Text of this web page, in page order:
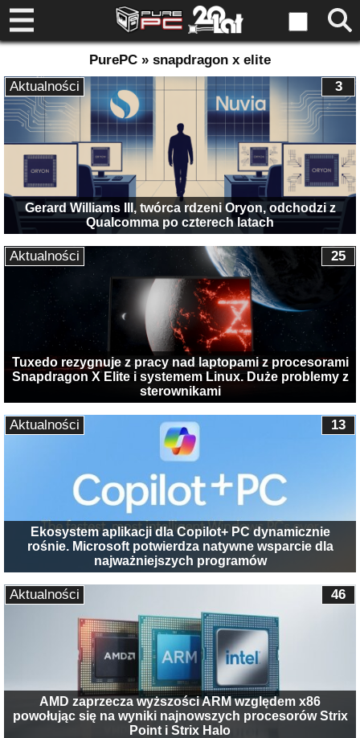
PurePC » snapdragon x elite
Gerard Williams III, twórca rdzeni Oryon, odchodzi z
Qualcomma po czterech latach
3
Aktualności
Tuxedo rezygnuje z pracy nad laptopami z procesorami
Snapdragon X Elite i systemem Linux. Duże problemy z
sterownikami
25
Aktualności
Ekosystem aplikacji dla Copilot+ PC dynamicznie
rośnie. Microsoft potwierdza natywne wsparcie dla
najważniejszych programów
13
Aktualności
AMD zaprzecza wyższości ARM względem x86
powołując się na wyniki najnowszych procesorów Strix
Point i Strix Halo
46
Aktualności